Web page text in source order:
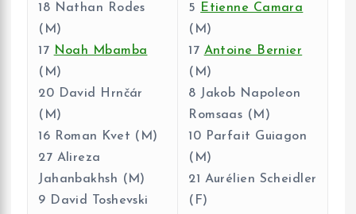
18 Nathan Rodes
(M)
17 Noah Mbamba
(M)
20 David Hrnčár
(M)
16 Roman Kvet (M)
27 Alireza
Jahanbakhsh (M)
9 David Toshevski
5
Etienne Camara
(M)
17 Antoine Bernier
(M)
8 Jakob Napoleon
Romsaas (M)
10 Parfait Guiagon
(M)
21 Aurélien Scheidler
(F)